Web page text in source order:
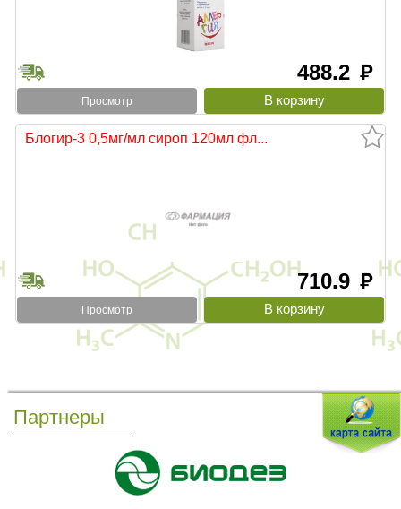
488.2 руб
Просмотр
Блогир-3 0,5мг/мл сироп 120мл фл...
710.9 руб
Просмотр
Партнеры